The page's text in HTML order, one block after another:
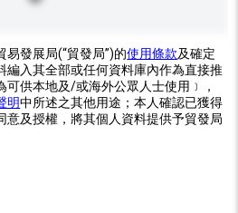
發展局(“貿發局”)的使用條款及確定
編入其全部或任何資料庫內作為直接推
可供本地及/或海外公眾人士使用﹞，
明中所述之其他用途；本人確認已獲得
意及授權，將其個人資料提供予貿發局